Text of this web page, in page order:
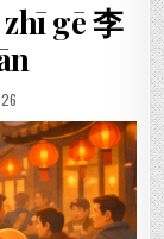
gē 李